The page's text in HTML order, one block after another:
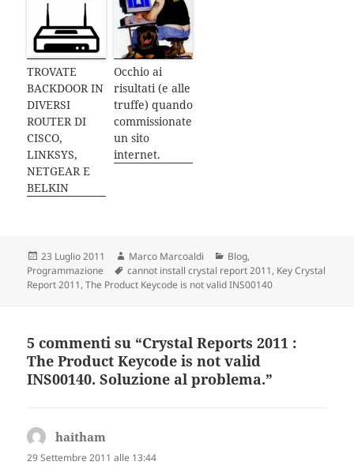
TROVATE
BACKDOOR IN
DIVERSI
ROUTER DI
CISCO,
LINKSYS,
NETGEAR E
BELKIN
Occhio ai
risultati (e alle
truffe) quando
commissionate
un sito
internet.
Scritto
il
23 Luglio 2011 Autore
Marco Marcoaldi Categorie
Blog,
Programmazione
Tag
cannot install crystal report 2011, Key Crystal
Report 2011,The Product Keycode is not valid INS00140
5 commenti su “Crystal Reports 2011 :
The Product Keycode is not valid
INS00140. Soluzione al problema.”
haitham
detto:
29 Settembre 2011 alle 13:44